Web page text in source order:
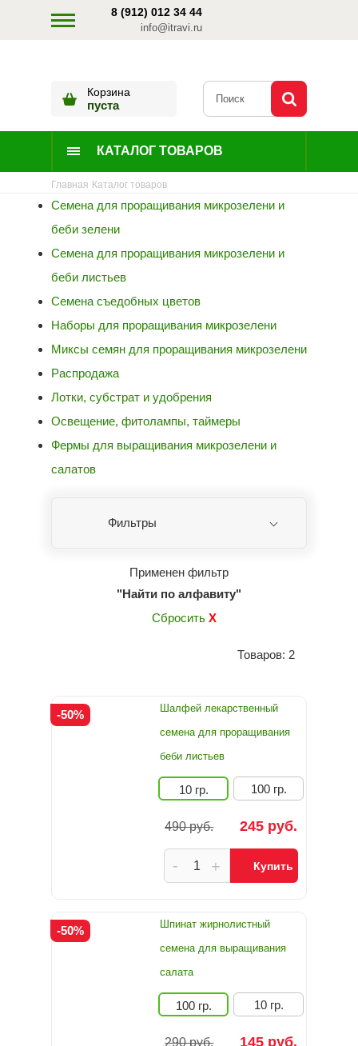
8 (912) 012 34 44
info@itravi.ru
Корзина
пуста
КАТАЛОГ ТОВАРОВ
Главная Каталог товаров
Семена для проращивания микрозелени и
беби зелени
Семена для проращивания микрозелени и
беби листьев
Семена съедобных цветов
Наборы для проращивания микрозелени
Миксы семян для проращивания микрозелени
Распродажа
Лотки, субстрат и удобрения
Освещение, фитолампы, таймеры
Фермы для выращивания микрозелени и
салатов
Фильтры
Применен фильтр
"Найти по алфавиту"
Сбросить X
Товаров: 2
Шалфей лекарственный
семена для проращивания
беби листьев
-50%
10 гр. 100 гр.
490 руб. 245 руб.
+
- Купить
Шпинат жирнолистный
семена для выращивания
салата
-50%
100 гр. 10 гр.
290 руб. 145 руб.